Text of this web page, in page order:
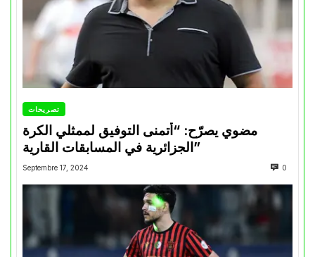
تصريحات
مضوي يصرّح: “أتمنى التوفيق لممثلي الكرة
الجزائرية في المسابقات القارية”
Septembre 17, 2024 0